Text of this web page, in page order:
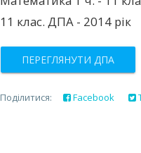
11 клас. ДПА - 2014 рік
ПЕРЕГЛЯНУТИ ДПА
Поділитися: Facebook